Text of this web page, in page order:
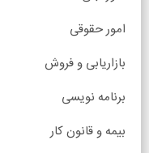
امور حقوقی
بازاریابی و فروش
برنامه نویسی
بیمه و قانون کار